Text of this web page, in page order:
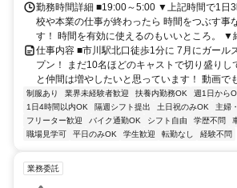
勤務時間詳細 ■19:00～5:00 ▼上記時間で1日
校や本業の仕事が終わったら 時間をつぶす事
す！ 時間を有効に使えるのもいいところ。 ▼
仕事内容 ■市川駅北口徒歩1分に 7月にガール
プン！ まだ10名ほどのキャストで切り盛りし
と仲間は増やしたいと思っています！ 動画で
制服あり 業界未経験者歓迎 扶養内勤務OK 週1日から
1日4時間以内OK
隔週シフト提出 土日祝のみOK
主婦
フリーター歓迎
バイク通勤OK シフト自由 学歴不問
職場見学可
平日のみOK 学生歓迎 転勤なし 経験不問
業務委託